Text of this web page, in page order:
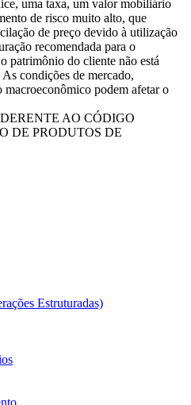
uma taxa, um valor mobiliário
de risco muito alto, que
de preço devido à utilização
recomendada para o
patrimônio do cliente não está
condições de mercado,
macroeconômico podem afetar o
AO CÓDIGO
DE PRODUTOS DE
Estruturadas)